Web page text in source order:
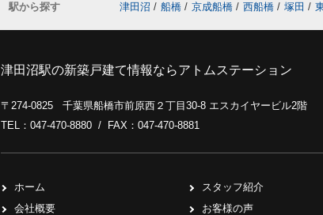
駅から探す
津田沼 / 船橋 / 京成船橋 / 西船橋 / 塚田 /
津田沼駅の新築戸建て情報ならアトムステーション
〒274-0825 千葉県船橋市前原西２丁目30-8 エスカイヤービル2階
TEL：047-470-8880 / FAX：047-470-8881
ホーム
会社概要
スタッフ紹介
お客様の声